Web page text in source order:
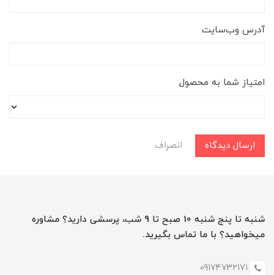
آدرس وب‌سایت
امتیاز شما به محصول
ارسال دیدگاه انصراف
شنبه تا پنج شنبه 10 صبح تا 9 شب، پرسشی دارید؟ مشاوره
میخواهید؟ با ما تماس بگیرید.
09174732171